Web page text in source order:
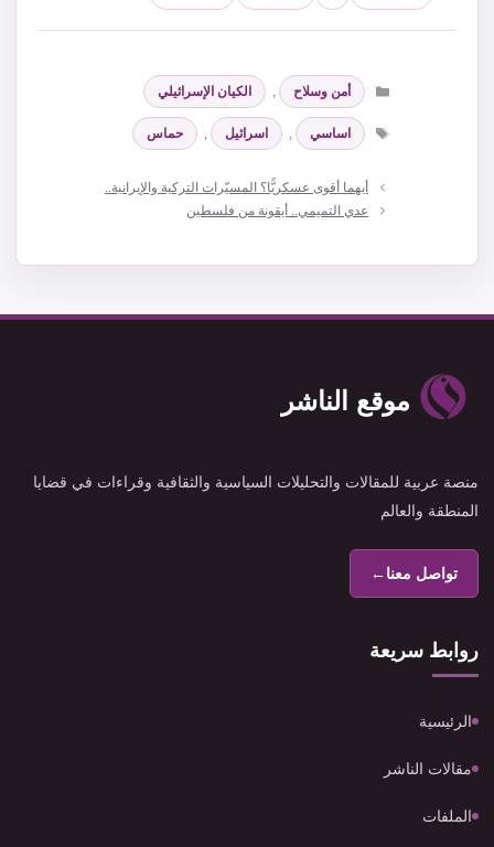
التصنيفات
أمن وسلاح ,
الكيان الإسرائيلي
الوسوم
اساسي , اسرائيل , حماس
أيهما أقوى عسكريًّا؟ المسيّرات التركية والإيرانية..
عدي التميمي.. أيقونة من فلسطين
موقع الناشر
منصة عربية للمقالات والتحليلات السياسية والثقافية وقراءات في قضايا
المنطقة والعالم
تواصل معنا←
روابط سريعة
الرئيسية
مقالات الناشر
الملفات